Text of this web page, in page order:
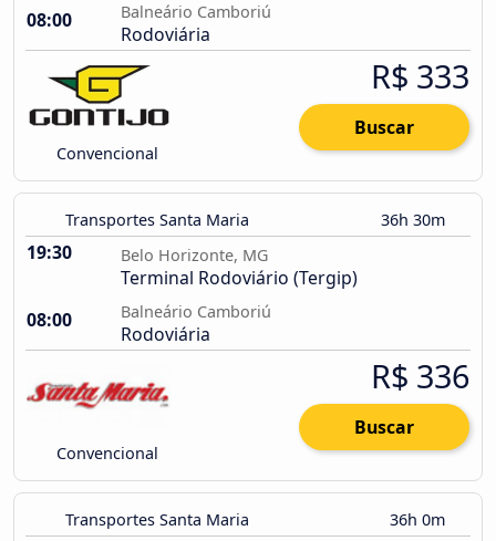
08:00
Balneário Camboriú
Rodoviária
Convencional
R$ 333
Buscar
Transportes Santa Maria 36h 30m
19:30 Belo Horizonte, MG
Terminal Rodoviário (Tergip)
08:00
Balneário Camboriú
Rodoviária
Convencional
R$ 336
Buscar
Transportes Santa Maria 36h 0m